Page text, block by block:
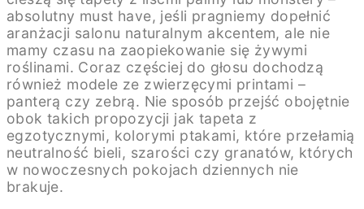
absolutny must have, jeśli pragniemy dopełnić
aranżacji salonu naturalnym akcentem, ale nie
mamy czasu na zaopiekowanie się żywymi
roślinami. Coraz częściej do głosu dochodzą
również modele ze zwierzęcymi printami –
panterą czy zebrą. Nie sposób przejść obojętnie
obok takich propozycji jak tapeta z
egzotycznymi, kolorymi ptakami, które przełamią
neutralność bieli, szarości czy granatów, których
w nowoczesnych pokojach dziennych nie
brakuje.